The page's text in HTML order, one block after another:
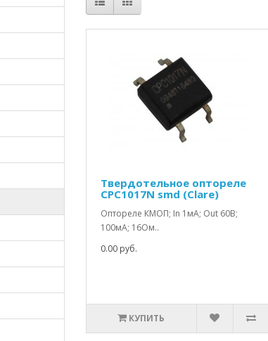
Твердотельное оптореле
CPC1017N smd (Clare)
Оптореле КМОП; In 1мА; Out 60В;
100мА; 16Ом..
0.00 руб.
КУПИТЬ